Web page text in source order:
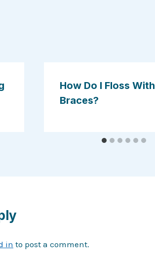
How Do I Floss With
Braces?
in to post a comment.